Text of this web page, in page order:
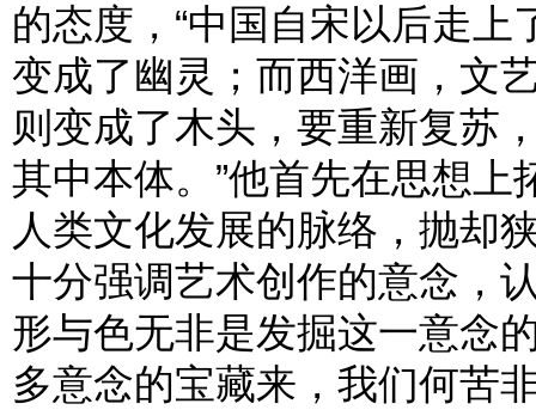
的态度，“中国自宋以后走
变成了幽灵；而西洋画，文
则变成了木头，要重新复苏
其中本体。”他首先在思想
人类文化发展的脉络，抛却
十分强调艺术创作的意念，
形与色无非是发掘这一意念
多意念的宝藏来，我们何苦